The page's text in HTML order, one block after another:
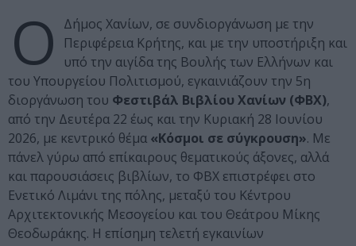
Ο
Δήμος Χανίων, σε συνδιοργάνωση με την
Περιφέρεια Κρήτης, και με την υποστήριξη και
υπό την αιγίδα της Βουλής των Ελλήνων και
του Υπουργείου Πολιτισμού, εγκαινιάζουν την 5η
διοργάνωση του Φεστιβάλ Βιβλίου Χανίων (ΦΒΧ),
από την Δευτέρα 22 έως και την Κυριακή 28 Ιουνίου
2026, με κεντρικό θέμα «Κόσμοι σε σύγκρουση». Με
πάνελ γύρω από επίκαιρους θεματικούς άξονες, αλλά
και παρουσιάσεις βιβλίων, το ΦΒΧ επιστρέφει στο
Ενετικό Λιμάνι της πόλης, μεταξύ του Κέντρου
Αρχιτεκτονικής Μεσογείου και του Θεάτρου Μίκης
Θεοδωράκης. Η επίσημη τελετή εγκαινίων